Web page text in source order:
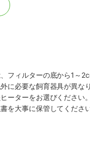
フィルターの底から1～
に必要な飼育器具が異な
ーターをお選びください
を大事に保管してください